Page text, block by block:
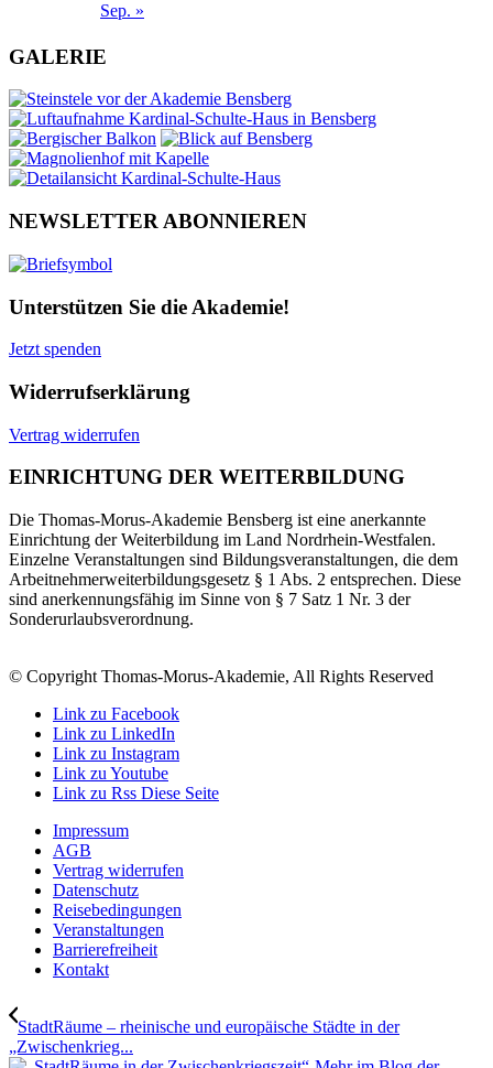
Sep. »
GALERIE
NEWSLETTER ABONNIEREN
Unterstützen Sie die Akademie!
Jetzt spenden
Widerrufserklärung
Vertrag widerrufen
EINRICHTUNG DER WEITERBILDUNG
Die Thomas-Morus-Akademie Bensberg ist eine anerkannte
Einrichtung der Weiterbildung im Land Nordrhein-Westfalen.
Einzelne Veranstaltungen sind Bildungsveranstaltungen, die dem
Arbeitnehmerweiterbildungsgesetz § 1 Abs. 2 entsprechen. Diese
sind anerkennungsfähig im Sinne von § 7 Satz 1 Nr. 3 der
Sonderurlaubsverordnung.
© Copyright Thomas-Morus-Akademie, All Rights Reserved
Link zu Facebook
Link zu LinkedIn
Link zu Instagram
Link zu Youtube
Link zu Rss Diese Seite
Impressum
AGB
Vertrag widerrufen
Datenschutz
Reisebedingungen
Veranstaltungen
Barrierefreiheit
Kontakt
StadtRäume – rheinische und europäische Städte in der
„Zwischenkrieg...